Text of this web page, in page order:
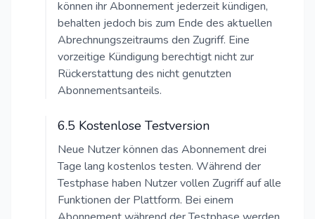
können ihr Abonnement jederzeit kündigen,
behalten jedoch bis zum Ende des aktuellen
Abrechnungszeitraums den Zugriff. Eine
vorzeitige Kündigung berechtigt nicht zur
Rückerstattung des nicht genutzten
Abonnementsanteils.
6.5 Kostenlose Testversion
Neue Nutzer können das Abonnement drei
Tage lang kostenlos testen. Während der
Testphase haben Nutzer vollen Zugriff auf alle
Funktionen der Plattform. Bei einem